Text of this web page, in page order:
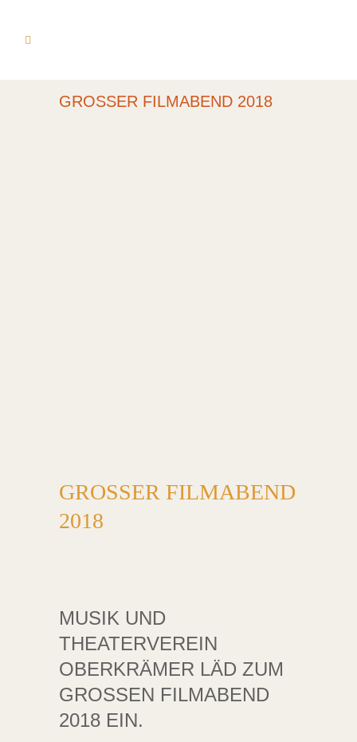
GROSSER FILMABEND 2018
GROSSER FILMABEND 2
018
MUSIK UND
THEATERVEREIN
OBERKRÄMER LÄD ZUM
GROSSEN FILMABEND 2
018 EIN.